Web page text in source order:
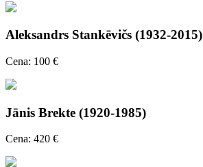
Aleksandrs Stankēvičs (1932-2015)
Cena: 100 €
Jānis Brekte (1920-1985)
Cena: 420 €